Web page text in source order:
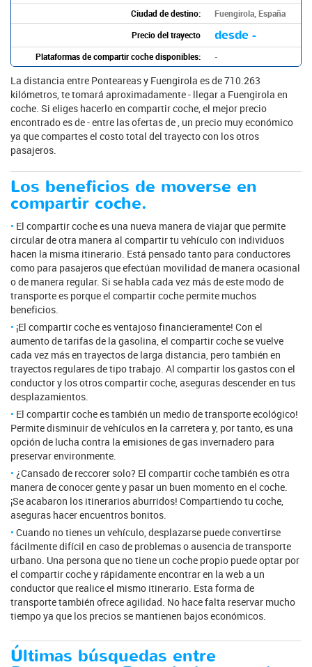
Ciudad de destino:
Fuengirola, España
Precio del trayecto
desde -
Plataformas de compartir coche disponibles: -
La distancia entre Ponteareas y Fuengirola es de 710.263
kilómetros, te tomará aproximadamente - llegar a Fuengirola en
coche. Si eliges hacerlo en compartir coche, el mejor precio
encontrado es de - entre las ofertas de , un precio muy económico
ya que compartes el costo total del trayecto con los otros
pasajeros.
Los beneficios de moverse en
compartir coche.
El compartir coche es una nueva manera de viajar que permite
circular de otra manera al compartir tu vehículo con individuos
hacen la misma itinerario. Está pensado tanto para conductores
como para pasajeros que efectúan movilidad de manera ocasional
o de manera regular. Si se habla cada vez más de este modo de
transporte es porque el compartir coche permite muchos
beneficios.
¡El compartir coche es ventajoso financieramente! Con el
aumento de tarifas de la gasolina, el compartir coche se vuelve
cada vez más en trayectos de larga distancia, pero también en
trayectos regulares de tipo trabajo. Al compartir los gastos con el
conductor y los otros compartir coche, aseguras descender en tus
desplazamientos.
El compartir coche es también un medio de transporte ecológico!
Permite disminuir de vehículos en la carretera y, por tanto, es una
opción de lucha contra la emisiones de gas invernadero para
preservar environmente.
¿Cansado de reccorer solo? El compartir coche también es otra
manera de conocer gente y pasar un buen momento en el coche.
¡Se acabaron los itinerarios aburridos! Compartiendo tu coche,
aseguras hacer encuentros bonitos.
Cuando no tienes un vehículo, desplazarse puede convertirse
fácilmente difícil en caso de problemas o ausencia de transporte
urbano. Una persona que no tiene un coche propio puede optar por
el compartir coche y rápidamente encontrar en la web a un
conductor que realice el mismo itinerario. Esta forma de
transporte también ofrece agilidad. No hace falta reservar mucho
tiempo ya que los precios se mantienen bajos económicos.
Últimas búsquedas entre